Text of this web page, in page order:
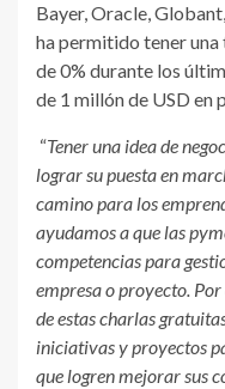
Bayer, Oracle,
ha permitido tener una
de 0% durante los
de 1 millón de USD en
“Tener una idea de
lograr su puesta en
camino para los
ayudamos a que las
competencias para
empresa o proyecto.
de estas charlas
iniciativas y proyectos
que logren mejorar sus